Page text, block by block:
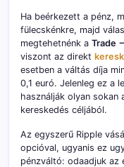
Ha beérkezett a pénz,
fülecskénkre, majd
megtehetnénk a Trade
viszont az direkt
esetben a váltás díja
0,1 euró. Jelenleg ez a
használják olyan sokan
kereskedés céljából.
Az egyszerű Ripple
opcióval, ugyanis ez
pénzváltó: odaadjuk az